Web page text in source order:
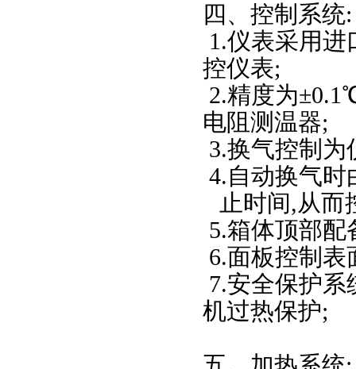
四、控制系统:
1.仪表采用进
控仪表;
2.精度为±0.1
电阻测温器;
3.换气控制为
4.自动换气
止时间,从而
5.箱体顶部配
6.面板控制表
7.安全保护系
机过热保护;